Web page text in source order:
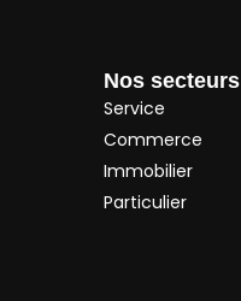
Nos secteurs
Service
Commerce
Immobilier
Particulier